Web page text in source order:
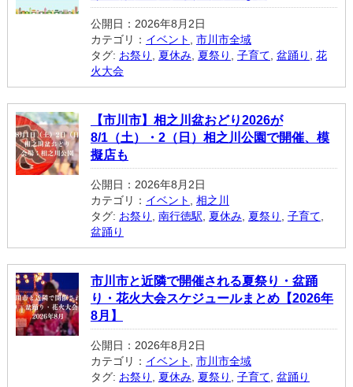
公開日：2026年8月2日
カテゴリ： イベント
市川市全域
タグ: お祭り 夏休み, 夏祭り 子育て 盆踊り
花
火大会
【市川市】相之川盆おどり2026が
8/1（土）・2（日）相之川公園で開催、模
擬店も
公開日：2026年8月2日
カテゴリ： イベント
相之川
タグ: お祭り 南行徳駅 夏休み, 夏祭り 子育て
盆踊り
市川市と近隣で開催される夏祭り・盆踊
り・花火大会スケジュールまとめ【2026年
8月】
公開日：2026年8月2日
カテゴリ： イベント
市川市全域
タグ: お祭り 夏休み, 夏祭り 子育て 盆踊り